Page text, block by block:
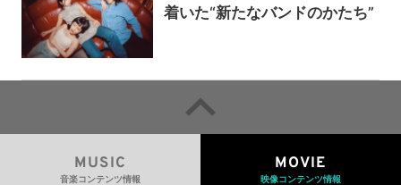
着いた“新たなバンドのかたち”
MUSIC
音楽コンテンツ情報
MOVIE
映像コンテンツ情報